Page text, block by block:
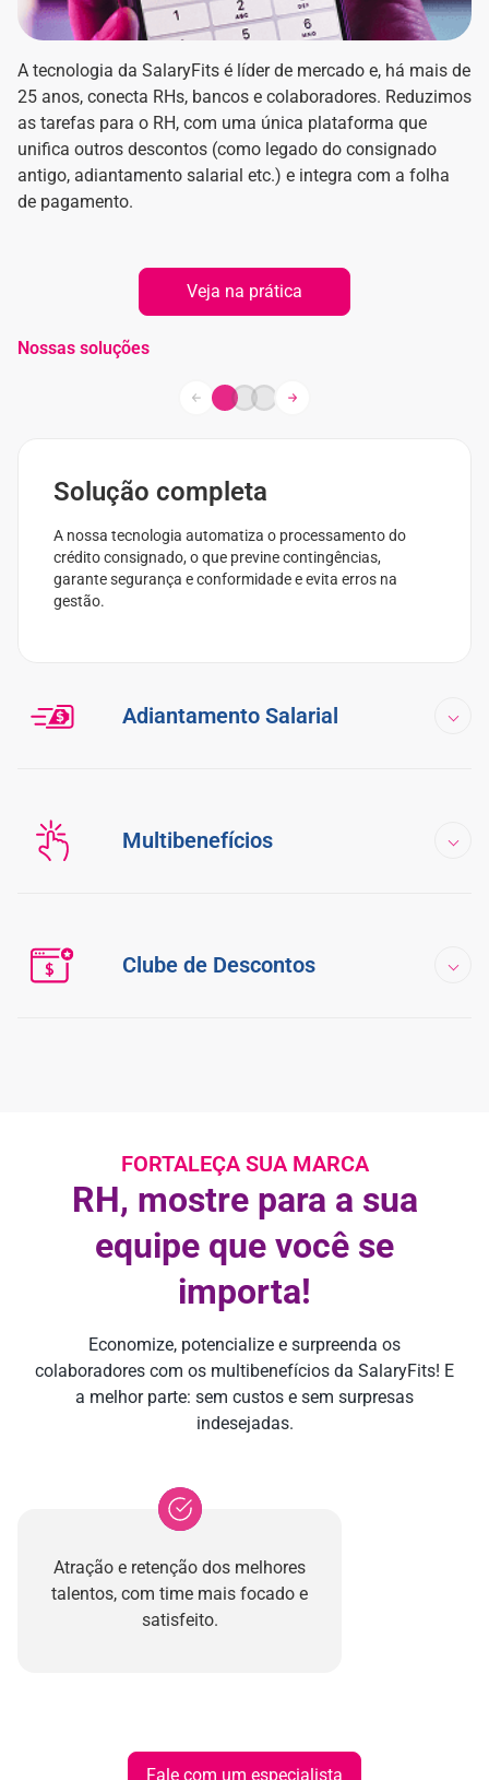
A tecnologia da SalaryFits é líder de mercado e, há mais de
25 anos, conecta RHs, bancos e colaboradores. Reduzimos
as tarefas para o RH, com uma única plataforma que
unifica outros descontos (como legado do consignado
antigo, adiantamento salarial etc.) e integra com a folha
de pagamento.
Veja na prática
Nossas soluções
Solução completa
A nossa tecnologia automatiza o processamento do
crédito consignado, o que previne contingências,
garante segurança e conformidade e evita erros na
gestão.
Adiantamento Salarial
Multibenefícios
Clube de Descontos
FORTALEÇA SUA MARCA
RH, mostre para a sua
equipe que você se
importa!
Economize, potencialize e surpreenda os
colaboradores com os multibenefícios da SalaryFits! E
a melhor parte: sem custos e sem surpresas
indesejadas.
Atração e retenção dos melhores
talentos, com time mais focado e
satisfeito.
Fale com um especialista